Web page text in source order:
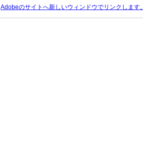
Adobeのサイトへ新しいウィンドウでリンクします。